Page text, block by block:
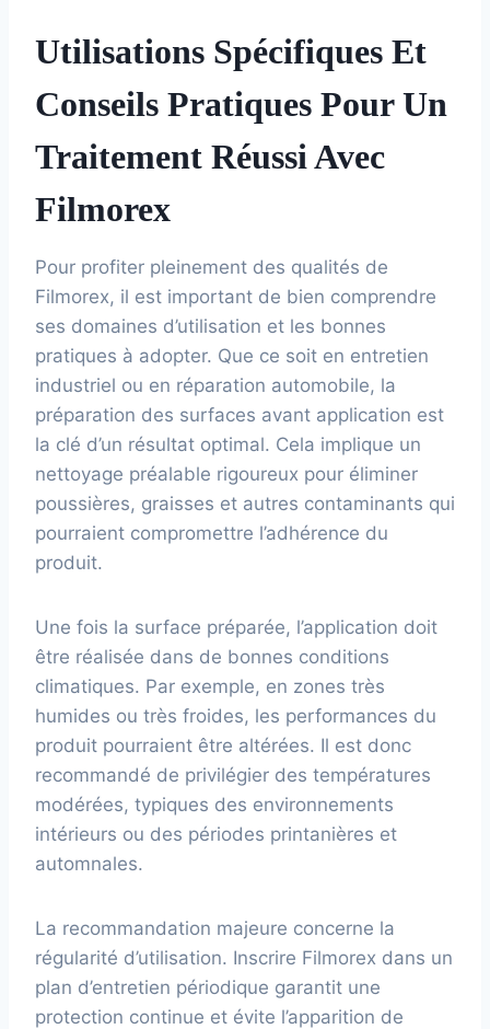
Utilisations Spécifiques Et
Conseils Pratiques Pour Un
Traitement Réussi Avec
Filmorex
Pour profiter pleinement des qualités de
Filmorex, il est important de bien comprendre
ses domaines d’utilisation et les bonnes
pratiques à adopter. Que ce soit en entretien
industriel ou en réparation automobile, la
préparation des surfaces avant application est
la clé d’un résultat optimal. Cela implique un
nettoyage préalable rigoureux pour éliminer
poussières, graisses et autres contaminants qui
pourraient compromettre l’adhérence du
produit.
Une fois la surface préparée, l’application doit
être réalisée dans de bonnes conditions
climatiques. Par exemple, en zones très
humides ou très froides, les performances du
produit pourraient être altérées. Il est donc
recommandé de privilégier des températures
modérées, typiques des environnements
intérieurs ou des périodes printanières et
automnales.
La recommandation majeure concerne la
régularité d’utilisation. Inscrire Filmorex dans un
plan d’entretien périodique garantit une
protection continue et évite l’apparition de